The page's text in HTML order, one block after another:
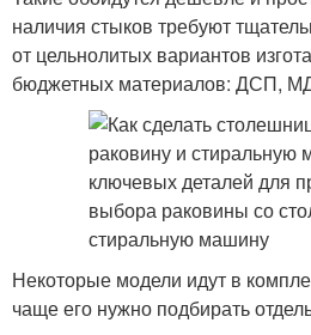
наличия стыков требуют
от цельнолитых вариантов
бюджетных материалов: ДСП,
Некоторые модели идут в
чаще его нужно подбирать